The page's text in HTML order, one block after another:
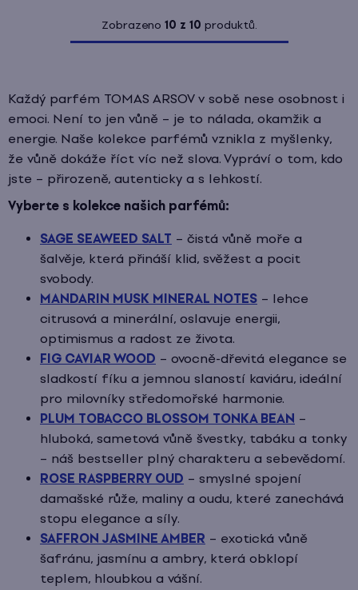
l
á
d
a
c
í
p
r
k
y
v
ý
p
i
s
u
Zobrazeno 10 z 10 produktů.
Každý parfém TOMAS ARSOV v sobě nese osobnost i
emoci. Není to jen vůně – je to nálada, okamžik a
energie. Naše kolekce parfémů vznikla z myšlenky,
že vůně dokáže říct víc než slova. Vypráví o tom, kdo
jste – přirozeně, autenticky a s lehkostí.
Vyberte s kolekce našich parfémů:
SAGE SEAWEED SALT – čistá vůně moře a
šalvěje, která přináší klid, svěžest a pocit
svobody.
MANDARIN MUSK MINERAL NOTES – lehce
citrusová a minerální, oslavuje energii,
optimismus a radost ze života.
FIG CAVIAR WOOD – ovocně-dřevitá elegance se
sladkostí fíku a jemnou slaností kaviáru, ideální
pro milovníky středomořské harmonie.
PLUM TOBACCO BLOSSOM TONKA BEAN –
hluboká, sametová vůně švestky, tabáku a tonky
– náš bestseller plný charakteru a sebevědomí.
ROSE RASPBERRY OUD – smyslné spojení
damašské růže, maliny a oudu, které zanechává
stopu elegance a síly.
SAFFRON JASMINE AMBER – exotická vůně
šafránu, jasmínu a ambry, která obklopí
teplem, hloubkou a vášní.